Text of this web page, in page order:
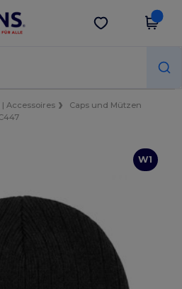
App!
App holen
Accessoires
Caps und Mützen
W1